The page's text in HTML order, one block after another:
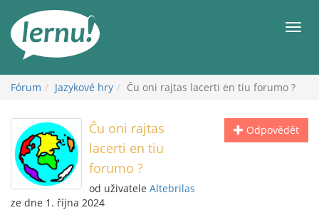
obsahu
Fórum Jazykové hry Ĉu oni rajtas lacerti en tiu forumo ?
Odpovědět
Ĉu oni rajtas
lacerti en tiu
forumo ?
od uživatele Altebrilas
ze dne 1. října 2024